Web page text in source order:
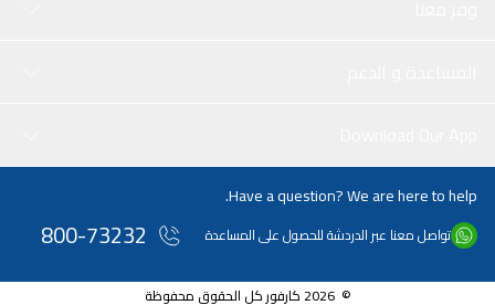
Have a question? We are here to help.
تواصل معنا عبر الدردشة للحصول على المساعدة 800-73232
© 2026 كارفور كل الحقوق محفوظة